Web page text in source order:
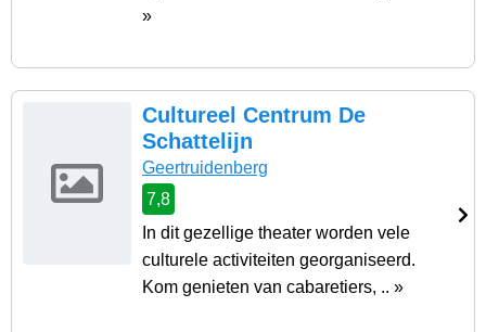
»
Cultureel Centrum De
Schattelijn
Geertruidenberg
7,8
In dit gezellige theater worden vele
culturele activiteiten georganiseerd.
Kom genieten van cabaretiers, .. »